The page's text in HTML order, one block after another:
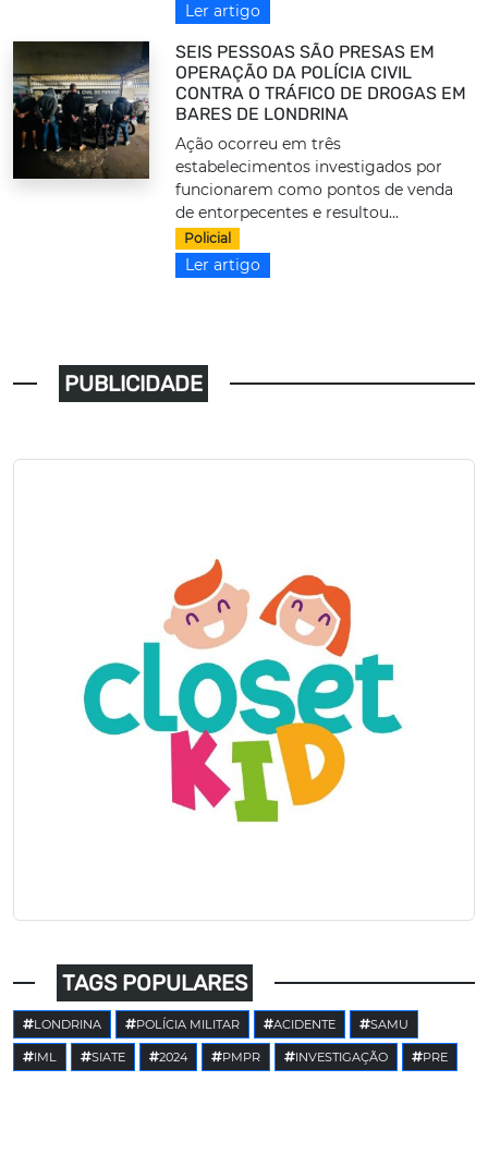
Ler artigo
SEIS PESSOAS SÃO PRESAS EM
OPERAÇÃO DA POLÍCIA CIVIL
CONTRA O TRÁFICO DE DROGAS EM
BARES DE LONDRINA
Ação ocorreu em três
estabelecimentos investigados por
funcionarem como pontos de venda
de entorpecentes e resultou...
Policial
Ler artigo
PUBLICIDADE
TAGS POPULARES
LONDRINA POLÍCIA MILITAR ACIDENTE SAMU
IML SIATE 2024 PMPR INVESTIGAÇÃO PRE